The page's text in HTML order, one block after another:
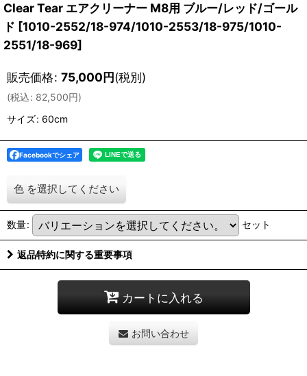
Clear Tear エアクリーナー M8用 ブルー/レッド/ゴール
ド [1010-2552/18-974/1010-2553/18-975/1010-
2551/18-969]
販売価格: 75,000円(税別)
(税込: 82,500円)
サイズ: 60cm
Facebookでシェア
色 を選択してください
数量: セット
返品特約に関する重要事項
カートに入れる
お問い合わせ